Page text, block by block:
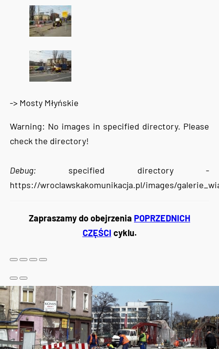
-> Mosty Młyńskie
Warning: No images in specified directory. Please
check the directory!
Debug: specified directory -
https://wroclawskakomunikacja.pl/images/
Zapraszamy do obejrzenia POPRZEDNICH
CZĘŚCI cyklu.